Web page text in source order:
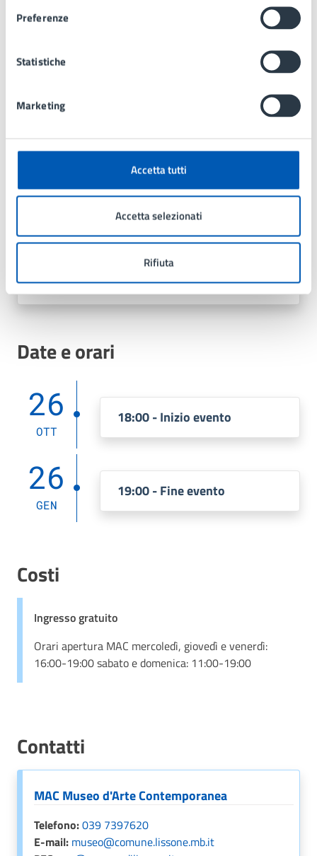
Preferenze
Statistiche
Marketing
Accetta tutti
Accetta selezionati
Rifiuta
MAC Museo d'Arte
Contemporanea
Viale Elisa Ancona 6,
Lissone (MB)
Fronte Stazione Ferroviaria
Lissone-Muggiò,
Date e orari
26
OTT
18:00 - Inizio evento
26
GEN
19:00 - Fine evento
Costi
Ingresso gratuito
Orari apertura MAC mercoledì, giovedì e venerdì:
16:00-19:00 sabato e domenica: 11:00-19:00
Contatti
MAC Museo d'Arte Contemporanea
Telefono:039 7397620
E-mail: museo@comune.lissone.mb.it